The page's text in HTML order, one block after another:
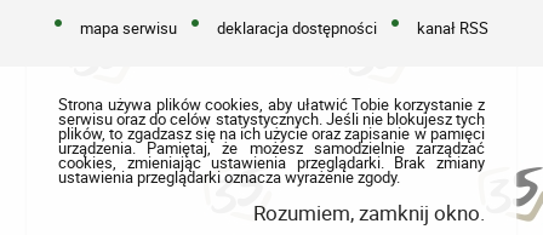
mapa serwisu deklaracja dostępności kanał RSS
Strona używa plików cookies, aby ułatwić Tobie korzystanie z
serwisu oraz do celów statystycznych. Jeśli nie blokujesz tych
plików, to zgadzasz się na ich użycie oraz zapisanie w pamięci
urządzenia. Pamiętaj, że możesz samodzielnie zarządzać
cookies, zmieniając ustawienia przeglądarki. Brak zmiany
ustawienia przeglądarki oznacza wyrażenie zgody.
Rozumiem, zamknij okno.